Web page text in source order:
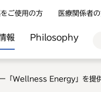
ご使用の方 医療関係者
報 Philosophy
「Wellness Energy」を提